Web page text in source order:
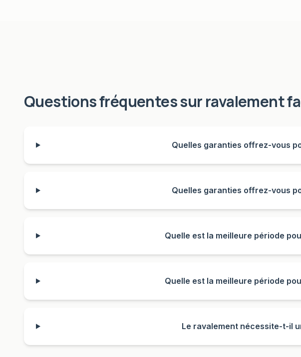
Questions fréquentes surravalement
Quelles garanties offrez-vous
Quelles garanties offrez-vous
Quelle est la meilleure période
Quelle est la meilleure période
Le ravalement nécessite-t-il